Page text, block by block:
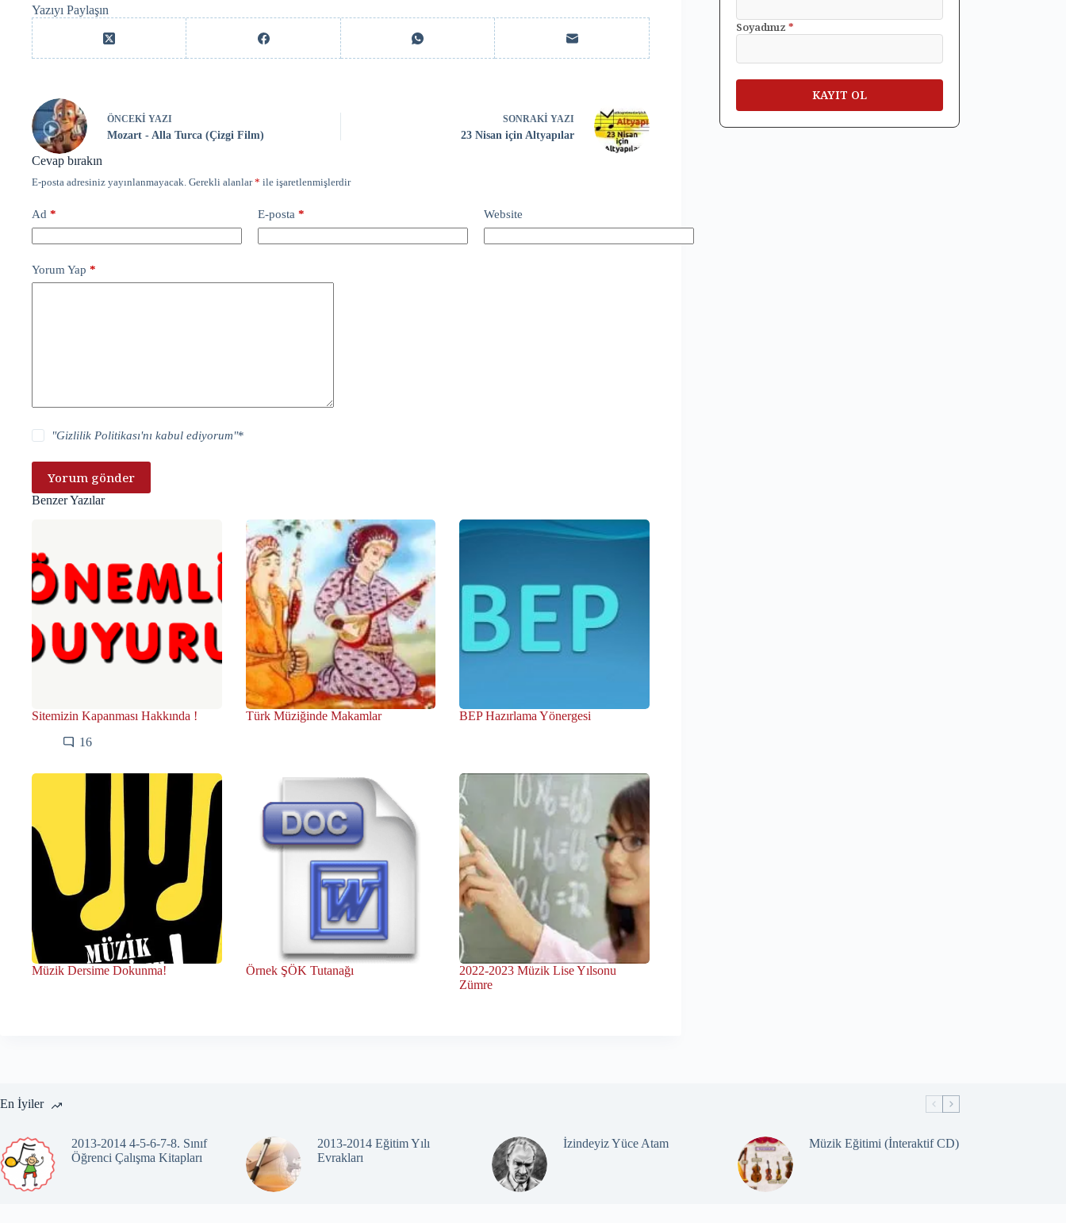
Yazıyı Paylaşın
ÖNCEKI YAZI
Mozart - Alla Turca (Çizgi Film)
SONRAKI YAZI
23 Nisan için Altyapılar
Cevap bırakın
E-posta adresiniz yayınlanmayacak. Gerekli alanlar* ile işaretlenmişlerdir
Ad * E-posta * Website
Yorum Yap *
"Gizlilik Politikası'nı kabul ediyorum"*
Yorum gönder
Benzer Yazılar
Sitemizin Kapanması Hakkında !
16
Türk Müziğinde Makamlar BEP Hazırlama Yönergesi
Müzik Dersime Dokunma! Örnek ŞÖK Tutanağı
2022-2023 Müzik Lise Yılsonu
Zümre
Soyadınız*
En İyiler
2013-2014 4-5-6-7-8. Sınıf
Öğrenci Çalışma Kitapları
2013-2014 Eğitim Yılı
Evrakları
İzindeyiz Yüce Atam Müzik Eğitimi (İnteraktif CD)